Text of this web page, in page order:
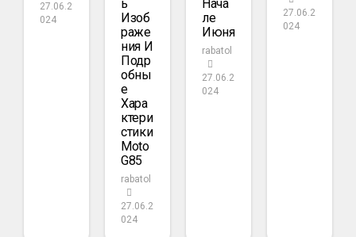
27.06.2
024
Ь
Изоб
Раже
Ния И
Подр
Обны
Е
Хара
Ктери
Стики
Moto
G85
rabatol
27.06.2
024
Нача
Ле
Июня
rabatol
27.06.2
024
27.06.2
024